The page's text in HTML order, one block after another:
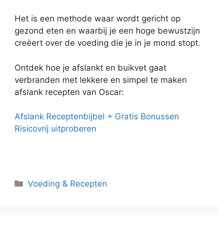
Het is een methode waar wordt gericht op
gezond eten en waarbij je een hoge bewustzijn
creëert over de voeding die je in je mond stopt.
Ontdek hoe je afslankt en buikvet gaat
verbranden met lekkere en simpel te maken
afslank recepten van Oscar:
Afslank Receptenbijbel + Gratis Bonussen
Risicovrij uitproberen
Categorieën
Voeding & Recepten